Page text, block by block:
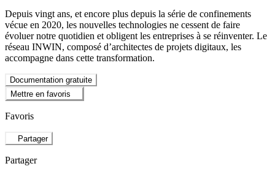
Depuis vingt ans, et encore plus depuis la série de confinements
vécue en 2020, les nouvelles technologies ne cessent de faire
évoluer notre quotidien et obligent les entreprises à se réinventer. Le
réseau INWIN, composé d’architectes de projets digitaux, les
accompagne dans cette transformation.
Documentation gratuite
Mettre en favoris
Favoris
Partager
Partager